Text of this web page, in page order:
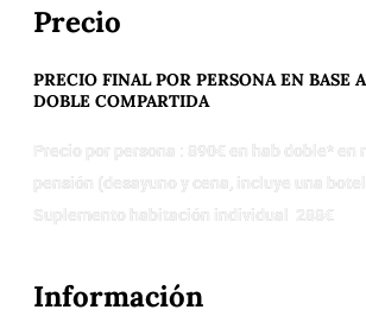
Precio
PRECIO FINAL POR PERSONA EN BASE
DOBLE COMPARTIDA
Precio por persona : 890€ en hab doble* en
pensión (desayuno y cena, incluye una
Suplemento habitación individual 288€
Información